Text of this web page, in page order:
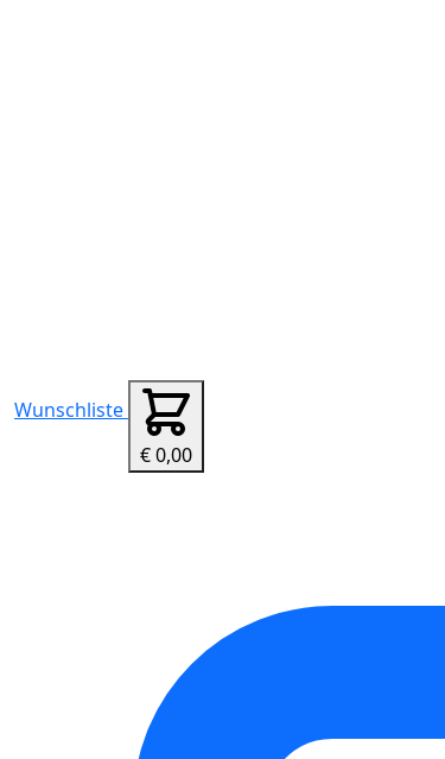
Wunschliste
€ 0,00